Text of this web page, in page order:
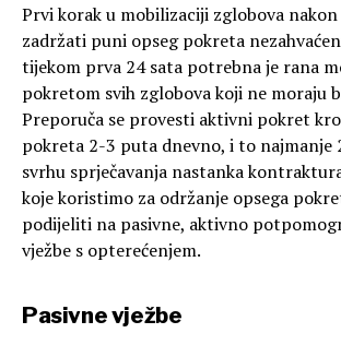
Prvi korak u mobilizaciji zglobova
zadržati puni opseg pokreta
tijekom prva 24 sata potrebna je rana
pokretom svih zglobova koji ne moraju
Preporuča se provesti aktivni pokret
pokreta 2-3 puta dnevno, i to najmanje
svrhu sprječavanja nastanka
koje koristimo za održanje opsega
podijeliti na pasivne, aktivno
vježbe s opterećenjem.
Pasivne vježbe